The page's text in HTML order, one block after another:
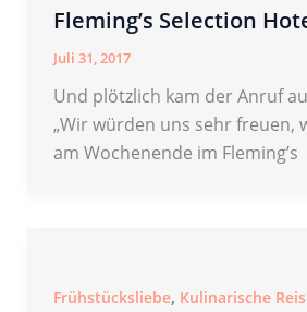
Fleming’s Selection
Juli 31, 2017
Und plötzlich kam der Anruf
„Wir würden uns sehr freuen,
am Wochenende im Fleming’s
Frühstücksliebe, Kulinarische